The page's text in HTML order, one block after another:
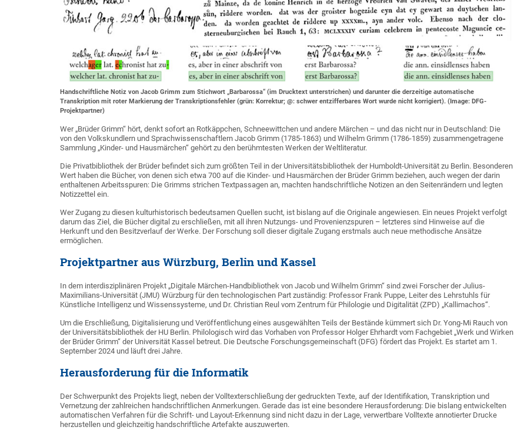
Handschriftliche Notiz von Jacob Grimm zum Stichwort „Barbarossa“ (im Drucktext unterstrichen) und darunter die derzeitige automatische
Transkription mit roter Markierung der Transkriptionsfehler (grün: Korrektur; @: schwer entzifferbares Wort wurde nicht korrigiert). (Image: DFG-
Projektpartner)
Wer „Brüder Grimm“ hört, denkt sofort an Rotkäppchen, Schneewittchen und andere Märchen – und das nicht nur in Deutschland: Die
von den Volkskundlern und Sprachwissenschaftlern Jacob Grimm (1785-1863) und Wilhelm Grimm (1786-1859) zusammengetragene
Sammlung „Kinder- und Hausmärchen“ gehört zu den berühmtesten Werken der Weltliteratur.
Die Privatbibliothek der Brüder befindet sich zum größten Teil in der Universitätsbibliothek der Humboldt-Universität zu Berlin. Besonderen
Wert haben die Bücher, von denen sich etwa 700 auf die Kinder- und Hausmärchen der Brüder Grimm beziehen, auch wegen der darin
enthaltenen Arbeitsspuren: Die Grimms strichen Textpassagen an, machten handschriftliche Notizen an den Seitenrändern und legten
Notizzettel ein.
Wer Zugang zu diesen kulturhistorisch bedeutsamen Quellen sucht, ist bislang auf die Originale angewiesen. Ein neues Projekt verfolgt
darum das Ziel, die Bücher digital zu erschließen, mit all ihren Nutzungs- und Provenienzspuren – letzteres sind Hinweise auf die
Herkunft und den Besitzverlauf der Werke. Der Forschung soll dieser digitale Zugang erstmals auch neue methodische Ansätze
ermöglichen.
Projektpartner aus Würzburg, Berlin und Kassel
In dem interdisziplinären Projekt „Digitale Märchen-Handbibliothek von Jacob und Wilhelm Grimm“ sind zwei Forscher der Julius-
Maximilians-Universität (JMU) Würzburg für den technologischen Part zuständig: Professor Frank Puppe, Leiter des Lehrstuhls für
Künstliche Intelligenz und Wissenssysteme, und Dr. Christian Reul vom Zentrum für Philologie und Digitalität (ZPD) „Kallimachos“.
Um die Erschließung, Digitalisierung und Veröffentlichung eines ausgewählten Teils der Bestände kümmert sich Dr. Yong-Mi Rauch von
der Universitätsbibliothek der HU Berlin. Philologisch wird das Vorhaben von Professor Holger Ehrhardt vom Fachgebiet „Werk und Wirken
der Brüder Grimm“ der Universität Kassel betreut. Die Deutsche Forschungsgemeinschaft (DFG) fördert das Projekt. Es startet am 1.
September 2024 und läuft drei Jahre.
Herausforderung für die Informatik
Der Schwerpunkt des Projekts liegt, neben der Volltexterschließung der gedruckten Texte, auf der Identifikation, Transkription und
Vernetzung der zahlreichen handschriftlichen Anmerkungen. Gerade das ist eine besondere Herausforderung: Die bislang entwickelten
automatischen Verfahren für die Schrift- und Layout-Erkennung sind nicht dazu in der Lage, verwertbare Volltexte annotierter Drucke
herzustellen und gleichzeitig handschriftliche Artefakte auszuwerten.